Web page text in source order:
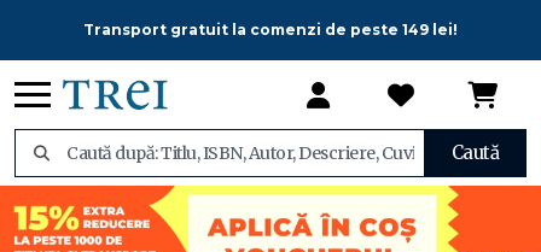
Transport gratuit la comenzi de peste 149 lei!
Caută